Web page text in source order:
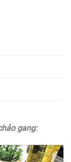
gang: